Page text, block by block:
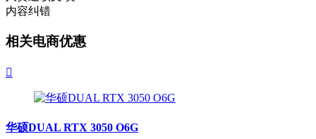
内容纠错
相关电商优惠

华硕DUAL RTX 3050 O6G